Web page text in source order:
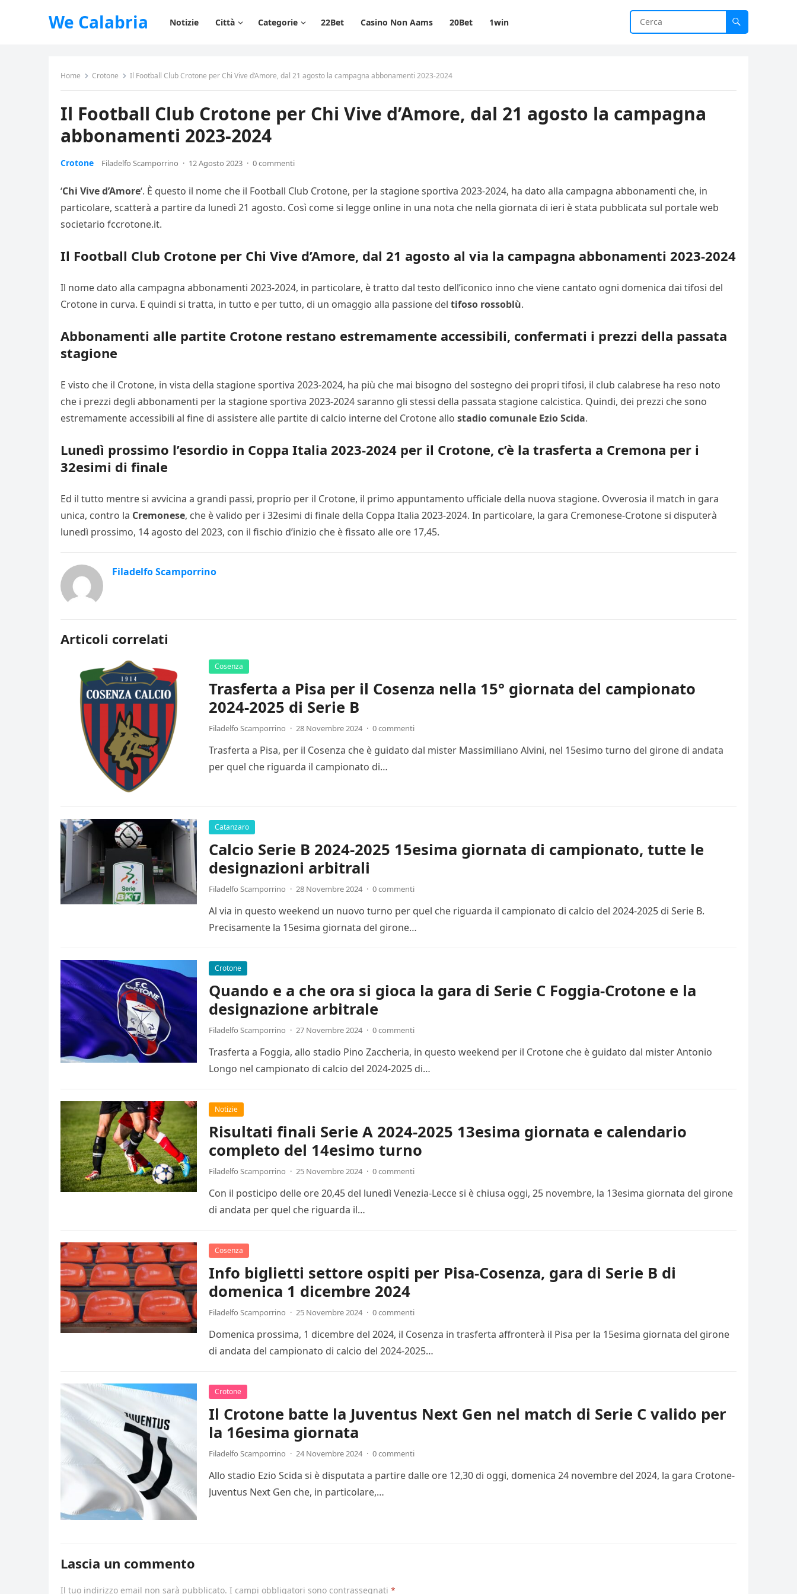
We Calabria Notizie Città Categorie 22Bet Casino Non Aams 20Bet 1win
Home Crotone Il Football Club Crotone per Chi Vive d’Amore, dal 21 agosto la campagna abbonamenti 2023-2024
Il Football Club Crotone per Chi Vive d’Amore, dal 21 agosto la campagna
abbonamenti 2023-2024
Crotone Filadelfo Scamporrino · 12 Agosto 2023 · 0 commenti
‘Chi Vive d’Amore‘. È questo il nome che il Football Club Crotone, per la stagione sportiva 2023-2024, ha dato alla campagna abbonamenti che, in
particolare, scatterà a partire da lunedì 21 agosto. Così come si legge online in una nota che nella giornata di ieri è stata pubblicata sul portale web
societario fccrotone.it.
Il Football Club Crotone per Chi Vive d’Amore, dal 21 agosto al via la campagna abbonamenti 2023-2024
Il nome dato alla campagna abbonamenti 2023-2024, in particolare, è tratto dal testo dell’iconico inno che viene cantato ogni domenica dai tifosi del
Crotone in curva. E quindi si tratta, in tutto e per tutto, di un omaggio alla passione del tifoso rossoblù.
Abbonamenti alle partite Crotone restano estremamente accessibili, confermati i prezzi della passata
stagione
E visto che il Crotone, in vista della stagione sportiva 2023-2024, ha più che mai bisogno del sostegno dei propri tifosi, il club calabrese ha reso noto
che i prezzi degli abbonamenti per la stagione sportiva 2023-2024 saranno gli stessi della passata stagione calcistica. Quindi, dei prezzi che sono
estremamente accessibili al fine di assistere alle partite di calcio interne del Crotone allo stadio comunale Ezio Scida.
Lunedì prossimo l’esordio in Coppa Italia 2023-2024 per il Crotone, c’è la trasferta a Cremona per i
32esimi di finale
Ed il tutto mentre si avvicina a grandi passi, proprio per il Crotone, il primo appuntamento ufficiale della nuova stagione. Ovverosia il match in gara
unica, contro la Cremonese, che è valido per i 32esimi di finale della Coppa Italia 2023-2024. In particolare, la gara Cremonese-Crotone si disputerà
lunedì prossimo, 14 agosto del 2023, con il fischio d’inizio che è fissato alle ore 17,45.
Filadelfo Scamporrino
Articoli correlati
Cosenza
Trasferta a Pisa per il Cosenza nella 15° giornata del campionato
2024-2025 di Serie B
Filadelfo Scamporrino · 28 Novembre 2024 · 0 commenti
Trasferta a Pisa, per il Cosenza che è guidato dal mister Massimiliano Alvini, nel 15esimo turno del girone di andata
per quel che riguarda il campionato di…
Catanzaro
Calcio Serie B 2024-2025 15esima giornata di campionato, tutte le
designazioni arbitrali
Filadelfo Scamporrino · 28 Novembre 2024 · 0 commenti
Al via in questo weekend un nuovo turno per quel che riguarda il campionato di calcio del 2024-2025 di Serie B.
Precisamente la 15esima giornata del girone…
Crotone
Quando e a che ora si gioca la gara di Serie C Foggia-Crotone e la
designazione arbitrale
Filadelfo Scamporrino · 27 Novembre 2024 · 0 commenti
Trasferta a Foggia, allo stadio Pino Zaccheria, in questo weekend per il Crotone che è guidato dal mister Antonio
Longo nel campionato di calcio del 2024-2025 di…
Notizie
Risultati finali Serie A 2024-2025 13esima giornata e calendario
completo del 14esimo turno
Filadelfo Scamporrino · 25 Novembre 2024 · 0 commenti
Con il posticipo delle ore 20,45 del lunedì Venezia-Lecce si è chiusa oggi, 25 novembre, la 13esima giornata del girone
di andata per quel che riguarda il…
Cosenza
Info biglietti settore ospiti per Pisa-Cosenza, gara di Serie B di
domenica 1 dicembre 2024
Filadelfo Scamporrino · 25 Novembre 2024 · 0 commenti
Domenica prossima, 1 dicembre del 2024, il Cosenza in trasferta affronterà il Pisa per la 15esima giornata del girone
di andata del campionato di calcio del 2024-2025…
Crotone
Il Crotone batte la Juventus Next Gen nel match di Serie C valido per
la 16esima giornata
Filadelfo Scamporrino · 24 Novembre 2024 · 0 commenti
Allo stadio Ezio Scida si è disputata a partire dalle ore 12,30 di oggi, domenica 24 novembre del 2024, la gara Crotone-
Juventus Next Gen che, in particolare,…
Lascia un commento
Il tuo indirizzo email non sarà pubblicato. I campi obbligatori sono contrassegnati *